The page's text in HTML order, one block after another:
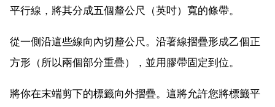
平行線，將其分成五個釐公尺（英吋）寬的條帶。
從一側沿這些線向內切釐公尺。沿著線摺疊形成乙個正
方形（所以兩個部分重疊），並用膠帶固定到位。
將你在末端剪下的標籤向外摺疊。這將允許您將標籤平